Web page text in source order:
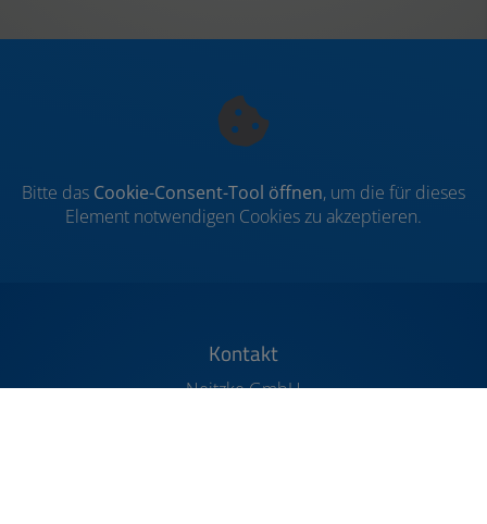
Bitte das Cookie-Consent-Tool öffnen, um die für dieses
Element notwendigen Cookies zu akzeptieren.
FOOTER - KONTAKTDATEN UND
Kontakt
Neitzke GmbH